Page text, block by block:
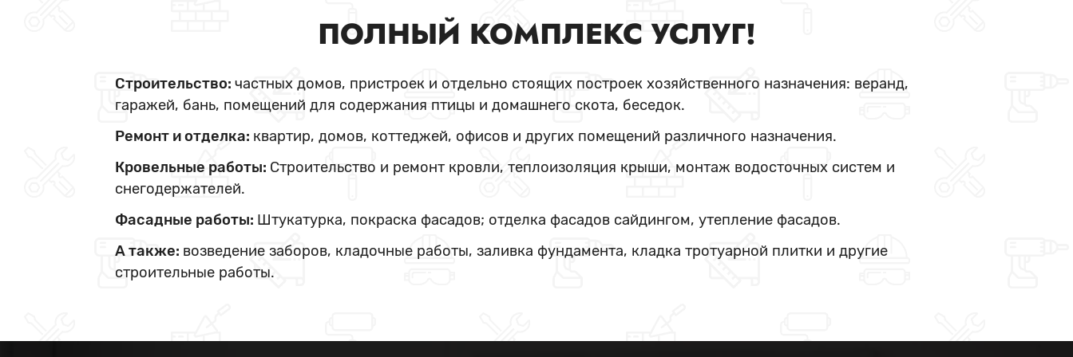
ПОЛНЫЙ КОМПЛЕКС УСЛУГ!
Строительство: частных домов, пристроек и отдельно стоящих построек хозяйственного назначения: веранд,
гаражей, бань, помещений для содержания птицы и домашнего скота, беседок.
Ремонт и отделка: квартир, домов, коттеджей, офисов и других помещений различного назначения.
Кровельные работы: Строительство и ремонт кровли, теплоизоляция крыши, монтаж водосточных систем и
снегодержателей.
Фасадные работы: Штукатурка, покраска фасадов; отделка фасадов сайдингом, утепление фасадов.
А также: возведение заборов, кладочные работы, заливка фундамента, кладка тротуарной плитки и другие
строительные работы.